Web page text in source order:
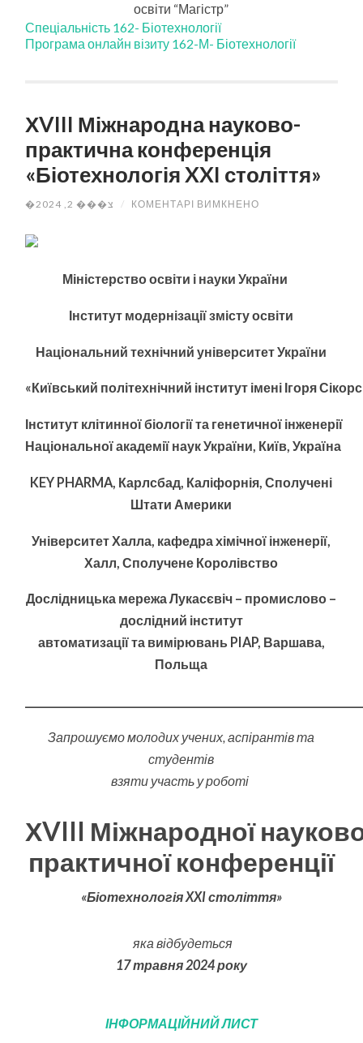
освіти “Магістр”
Спеціальність 162- Біотехнології
Програма онлайн візиту 162-М- Біотехнології
ХVIII Міжнародна науково-
практична конференція
«Біотехнологія XXI століття»
�צ��� 2, 2024 / КОМЕНТАРІ ВИМКНЕНО
«БІОТЕХНОЛОГІЯ
Міністерствоосвіти і наукиУкраїни
Інститут модернізаціїзмістуосвіти
НаціональнийтехнічнийуніверситетУкраїни
«Київський політехнічний інститут імені Ігоря
Інститут клітинноїбіологіїта генетичної інженерії
Національноїакадемії наукУкраїни, Київ,Україна
KEY PHARMA, Карлсбад, Каліфорнія, Сполучені
Штати Америки
Університет Халла , кафедра хімічної інженерії,
Халл, Сполучене Королівство
Дослідницька мережа Лукасєвіч – промислово –
дослідний інститут
автоматизації та вимірювань PIAP, Варшава,
Польща
Запрошуємо молодих учених,аспірантів та
студентів
взяти участь у роботі
ХVIII Міжнародної
практичної конференції
«Біотехнологія XXI століття»
яка відбудеться
17 травня 2024 року
ІНФОРМАЦІЙНИЙ ЛИСТ